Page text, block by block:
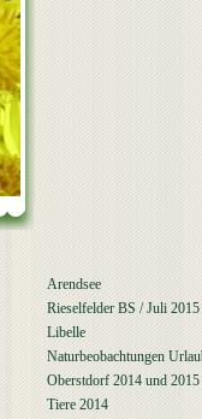
Arendsee
Rieselfelder BS / Juli 2015
Libelle
Naturbeobachtungen
Oberstdorf 2014 und 2015
Tiere 2014